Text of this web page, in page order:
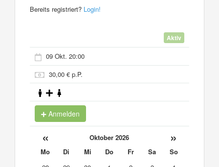
Bereits registriert? Login!
Aktiv
09 Okt. 20:00
30,00 € p.P.
Anmelden
« Oktober 2026 »
Mo Di Mi Do Fr Sa
So